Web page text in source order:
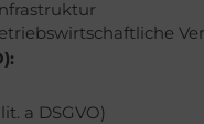
a DSGVO)